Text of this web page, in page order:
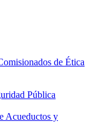
de Ética
Pública
Acueductos y